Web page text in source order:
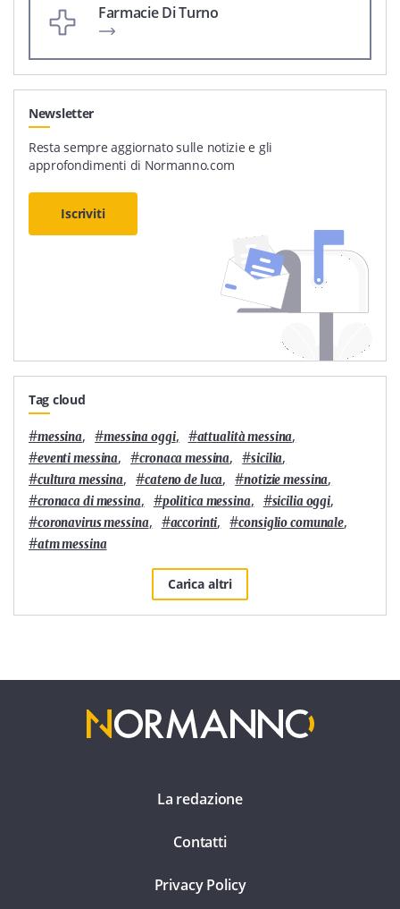
Farmacie Di Turno
Newsletter
Resta sempre aggiornato sulle notizie e gli
approfondimenti di Normanno.com
Iscriviti
Tag cloud
#messina, #messina oggi, #attualità messina,
#eventi messina, #cronaca messina, #sicilia,
#cultura messina, #cateno de luca, #notizie messina,
#cronaca di messina, #politica messina, #sicilia oggi,
#coronavirus messina, #accorinti, #consiglio comunale,
#atm messina
Carica altri
La redazione
Contatti
Privacy Policy